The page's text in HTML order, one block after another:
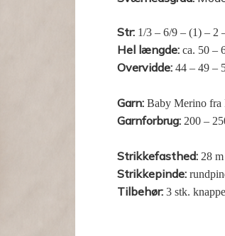
Str: 1/3 – 6/9 – (1) – 2
Hel længde: ca. 50 –
Overvidde: 44 – 49 –
Garn: Baby Merino fra
Garnforbrug: 200 –
Strikkefasthed: 28
Strikkepinde:
Tilbehør: 3 stk.